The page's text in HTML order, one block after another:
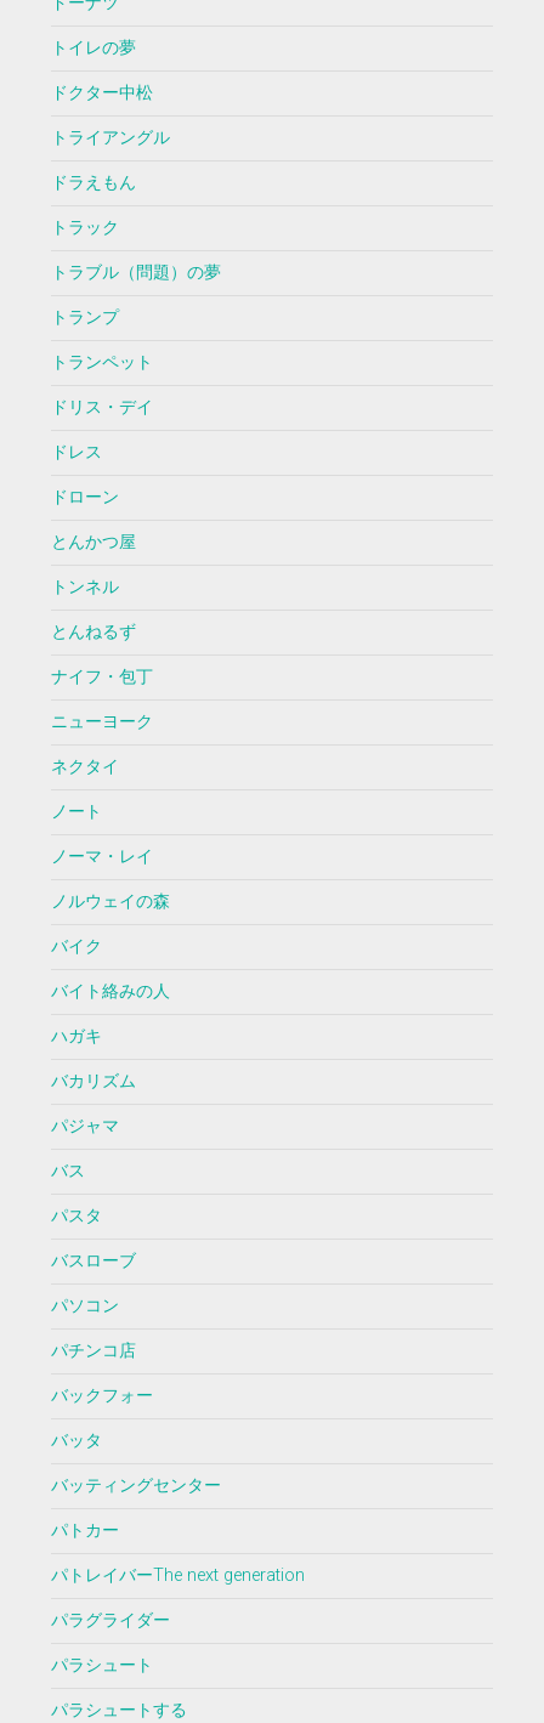
トイレの夢
ドクター中松
トライアングル
ドラえもん
トラック
トラブル（問題）の夢
トランプ
トランペット
ドリス・デイ
ドレス
ドローン
とんかつ屋
トンネル
とんねるず
ナイフ・包丁
ニューヨーク
ネクタイ
ノート
ノーマ・レイ
ノルウェイの森
バイク
バイト絡みの人
ハガキ
バカリズム
パジャマ
バス
パスタ
バスローブ
パソコン
パチンコ店
バックフォー
バッタ
バッティングセンター
パトカー
パトレイバーThe next generation
パラグライダー
パラシュート
パラシュートする